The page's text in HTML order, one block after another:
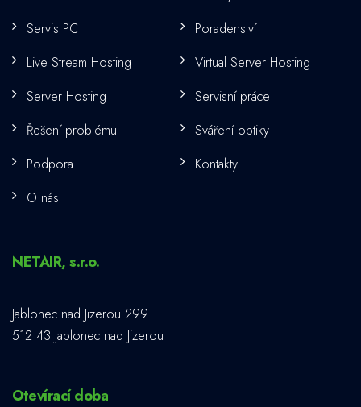
Servis PC
Poradenství
Live Stream Hosting
Virtual Server Hosting
Server Hosting
Servisní práce
Řešení problému
Sváření optiky
Podpora
Kontakty
O nás
NETAIR, s.r.o.
Jablonec nad Jizerou 299
512 43 Jablonec nad Jizerou
Otevírací doba